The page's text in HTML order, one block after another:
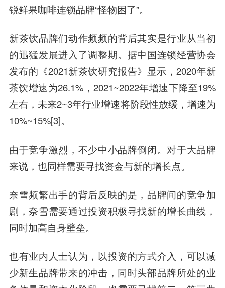
锐鲜果咖啡连锁品牌“怪物困了”。
新茶饮品牌们动作频频的背后其实是行业从当初
的迅猛发展进入了调整期。据中国连锁经营协会
发布的《2021新茶饮研究报告》显示，2020年新
茶饮增速为26.1%，2021~2022年增速下降至19%
左右，未来2~3年行业增速将阶段性放缓，增速为
10%~15%[3]。
由于竞争激烈，不少中小品牌倒闭。对于大品牌
来说，也同样需要寻找资金与新的增长点。
奈雪频繁出手的背后反映的是，品牌间的竞争加
剧，奈雪需要通过投资积极寻找新的增长曲线，
同时加高自身壁垒。
也有业内人士认为，以投资的方式介入，可以减
少新生品牌带来的冲击，同时头部品牌所处的业